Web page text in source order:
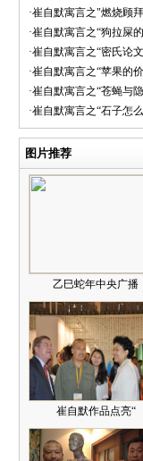
·崔自默寓言之"燃烧顾
·崔自默寓言之“狗拉屎
·崔自默寓言之“密氏论
·崔自默寓言之“苹果的
·崔自默寓言之“苍蝇与
·崔自默寓言之“石子怎
图片推荐
乙巳蛇年中央广播
崔自默作品点亮“